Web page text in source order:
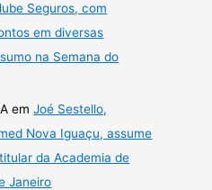
Seguros, com
em diversas
na Semana do
emJoé Sestello,
Nova Iguaçu, assume
da Academia de
Janeiro